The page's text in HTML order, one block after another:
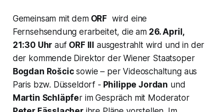
Gemeinsam mit demORF wird eine
Fernsehsendung erarbeitet, die am 26. April,
21:30 Uhr auf ORF III
ausgestrahlt wird und in der
der kommende Direktor der Wiener Staatsoper
Bogdan Rošcicsowie – per Videoschaltung aus
Paris bzw. Düsseldorf - Philippe Jordan und
Martin Schläpfer im Gespräch mit Moderator